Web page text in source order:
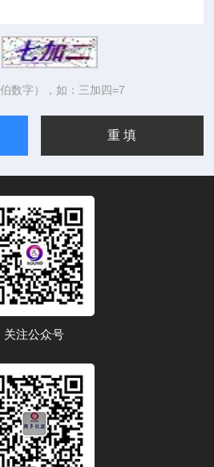
数字），如：三加四=7
关注公众号